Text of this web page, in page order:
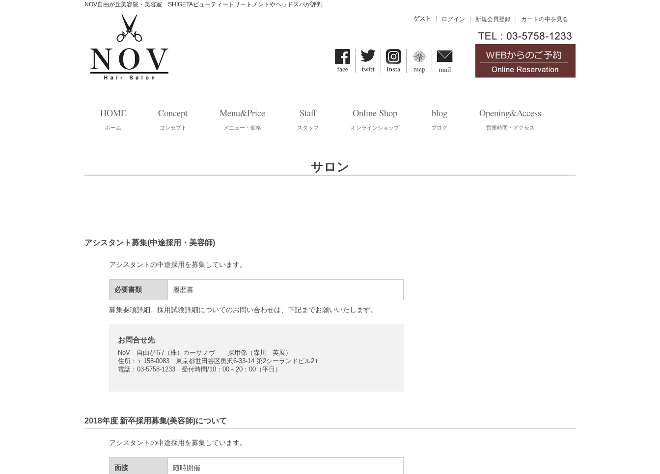
NOV自由が丘美容院・美容室 SHIGETAビューティートリートメントやヘッドスパが評判
ゲスト ログイン 新規会員登録 カートの中を見る
HOME
ホーム
Concept
コンセプト
Menu&Price
メニュー・価格
Staff
スタッフ
Online Shop
オンラインショップ
blog
ブログ
Opening&Access
営業時間・アクセス
サロン
アシスタント募集(中途採用・美容師)
アシスタントの中途採用を募集しています。
必要書類 履歴書
募集要項詳細、採用試験詳細についてのお問い合わせは、下記までお願いいたします。
お問合せ先
NoV 自由が丘/（株）カーサノヴ 採用係（森川 英展）
住所：〒158-0083 東京都世田谷区奥沢6-33-14 第2シーランドビル2Ｆ
電話：03-5758-1233 受付時間/10：00～20：00（平日）
2018年度 新卒採用募集(美容師)について
アシスタントの中途採用を募集しています。
面接 随時開催